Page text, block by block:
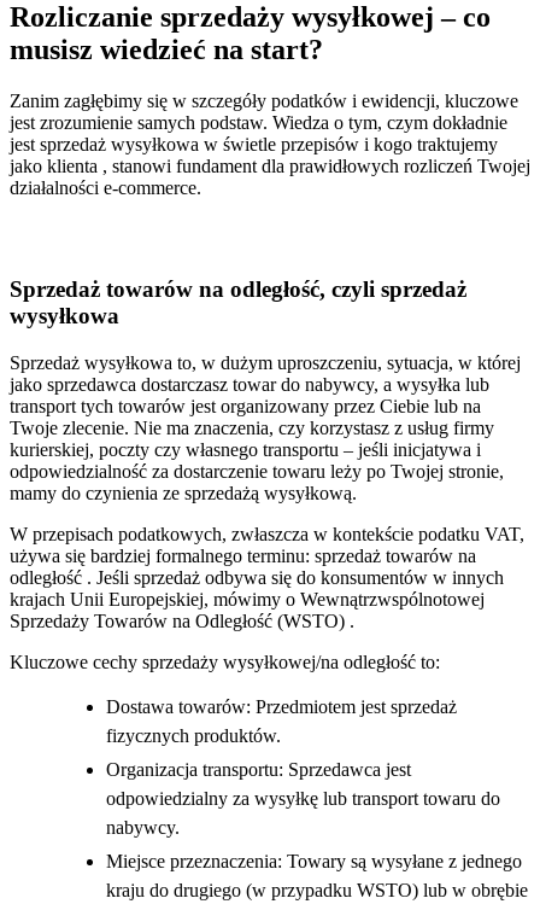
Rozliczanie sprzedaży wysyłkowej – co
musisz wiedzieć na start?
Zanim zagłębimy się w szczegóły podatków i ewidencji, kluczowe
jest zrozumienie samych podstaw. Wiedza o tym, czym dokładnie
jest sprzedaż wysyłkowa w świetle przepisów i kogo traktujemy
jako klienta , stanowi fundament dla prawidłowych rozliczeń Twojej
działalności e-commerce.
Sprzedaż towarów na odległość, czyli sprzedaż
wysyłkowa
Sprzedaż wysyłkowa to, w dużym uproszczeniu, sytuacja, w której
jako sprzedawca dostarczasz towar do nabywcy, a wysyłka lub
transport tych towarów jest organizowany przez Ciebie lub na
Twoje zlecenie. Nie ma znaczenia, czy korzystasz z usług firmy
kurierskiej, poczty czy własnego transportu – jeśli inicjatywa i
odpowiedzialność za dostarczenie towaru leży po Twojej stronie,
mamy do czynienia ze sprzedażą wysyłkową.
W przepisach podatkowych, zwłaszcza w kontekście podatku VAT,
używa się bardziej formalnego terminu: sprzedaż towarów na
odległość . Jeśli sprzedaż odbywa się do konsumentów w innych
krajach Unii Europejskiej, mówimy o Wewnątrzwspólnotowej
Sprzedaży Towarów na Odległość (WSTO) .
Kluczowe cechy sprzedaży wysyłkowej/na odległość to:
Dostawa towarów: Przedmiotem jest sprzedaż
fizycznych produktów.
Organizacja transportu: Sprzedawca jest
odpowiedzialny za wysyłkę lub transport towaru do
nabywcy.
Miejsce przeznaczenia: Towary są wysyłane z jednego
kraju do drugiego (w przypadku WSTO) lub w obrębie